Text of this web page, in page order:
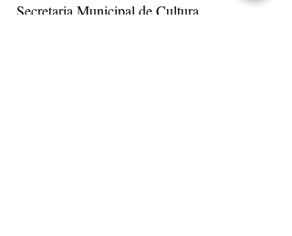
Secretaria Municipal de Cultura